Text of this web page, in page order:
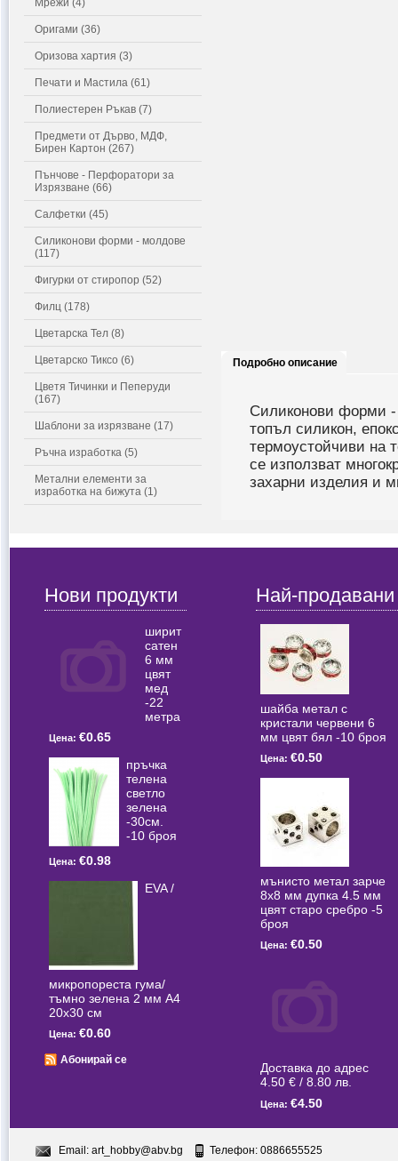
Мрежи (4)
Оригами (36)
Оризова хартия (3)
Печати и Мастила (61)
Полиестерен Ръкав (7)
Предмети от Дърво, МДФ,
Бирен Картон (267)
Пънчове - Перфоратори за
Изрязване (66)
Салфетки (45)
Силиконови форми - молдове
(117)
Фигурки от стиропор (52)
Филц (178)
Цветарска Тел (8)
Цветарско Тиксо (6)
Цветя Тичинки и Пеперуди
(167)
Шаблони за изрязване (17)
Ръчна изработка (5)
Метални елементи за
изработка на бижута (1)
Подробно описание
Силиконови форми -
топъл силикон,
термоустойчиви на
се използват
захарни изделия и
Нови продукти
ширит
сатен
6 мм
цвят
мед
-22
метра
Цена: €0.65
пръчка
телена
светлo
зелена
-30см.
-10 броя
Цена: €0.98
EVA /
микропореста гума/
тъмно зелена 2 мм А4
20x30 см
Цена: €0.60
Абонирай се
Най-продавани
шайба метал с
кристали червени 6
мм цвят бял -10 броя
Цена: €0.50
мънисто метал зарче
8x8 мм дупка 4.5 мм
цвят старо сребро -5
броя
Цена: €0.50
Доставка до адрес
4.50 € / 8.80 лв.
Цена: €4.50
Email: art_hobby@abv.bg Телефон: 0886655525